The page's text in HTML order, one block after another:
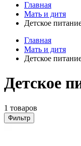
Главная
Мать и дитя
Детское
Главная
Мать и дитя
Детское
Детское
1 товаров
Фильтр